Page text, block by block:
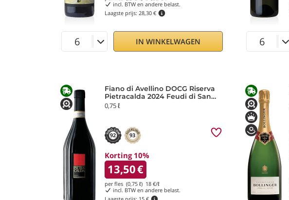
incl. BTW en andere belast.
Laagste prijs: 28,30 €
IN WINKELWAGEN
Fiano di Avellino DOCG Riserva
Pietracalda 2024 Feudi di San
Gregorio
0,75 ℓ
92 93
Korting 10%
13,50€
per fles (0,75 ℓ) 18 €/ℓ
incl. BTW en andere belast.